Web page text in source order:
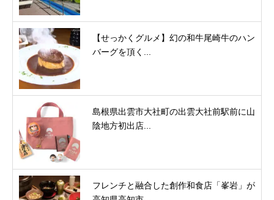
【せっかくグルメ】幻の和牛尾崎牛のハン
バーグを頂く...
島根県出雲市大社町の出雲大社前駅前に山
陰地方初出店...
フレンチと融合した創作和食店「峯岩」が